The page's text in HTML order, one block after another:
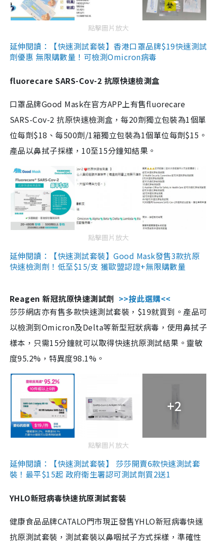
點擊圖片放大
延伸閱讀：【快速測試套裝】香港口罩品牌$19快速測試
劑優惠 無限購數量！可檢測Omicron病毒
fluorecare SARS-Cov-2 抗原快速檢測盒
口罩品牌Good Mask在官方APP上有售fluorecare
SARS-Cov-2 抗原快速檢測盒，每20劑獨立包裝為1個單
位每劑$18、每500劑/1箱獨立包裝為1個單位每劑$15。
產品以鼻拭子採樣，10至15分鐘知結果。
點擊圖片放大
延伸閱讀：【快速測試套裝】Good Mask發售3款抗原
快速檢測劑！低至$15/支 獲歐盟認證+無限購數量
Reagen 新冠抗原快速測試劑 >>按此選購<<
莎莎網店亦有售多款快速測試套裝，$19就買到。產品可
以檢測到Omicron及Delta等新型冠狀病毒，使用鼻拭子
樣本，只需15分鐘就可以取得快速抗原測試結果。靈敏
度95.2%，特異度98.1%。
+2
點擊圖片放大
延伸閱讀：【快速測試套裝】 莎莎開賣6款快速測試套
裝！最平$15起 政府衛生署認可測試劑買2送1
YHLO新冠病毒快速抗原測試套裝
健康食品品牌CATALO門市現正發售YHLO新冠病毒快速
抗原測試套裝，測試套裝以鼻咽拭子方式採樣，準確性